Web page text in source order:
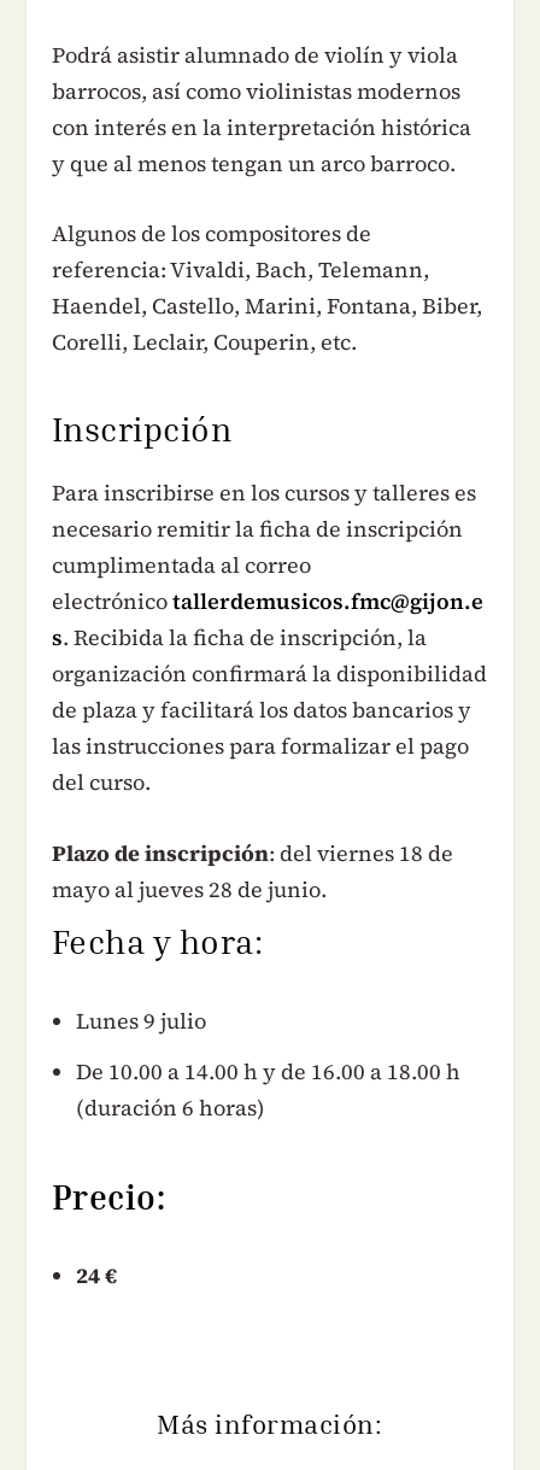
Podrá asistir alumnado de violín y viola
barrocos, así como violinistas modernos
con interés en la interpretación histórica
y que al menos tengan un arco barroco.
Algunos de los compositores de
referencia: Vivaldi, Bach, Telemann,
Haendel, Castello, Marini, Fontana, Biber,
Corelli, Leclair, Couperin, etc.
Inscripción
Para inscribirse en los cursos y talleres es
necesario remitir la ficha de inscripción
cumplimentada al correo
electrónicotallerdemusicos.fmc@gijon.e
s. Recibida la ficha de inscripción, la
organización confirmará la disponibilidad
de plaza y facilitará los datos bancarios y
las instrucciones para formalizar el pago
del curso.
Plazo de inscripción: del viernes 18 de
mayo al jueves 28 de junio.
Fecha y hora:
Lunes 9 julio
De 10.00 a 14.00 h y de 16.00 a 18.00 h
(duración 6 horas)
Precio:
24 €
Más información: